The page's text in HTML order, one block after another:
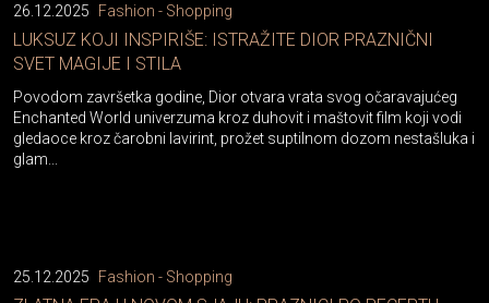
26.12.2025 Fashion - Shopping
LUKSUZ KOJI INSPIRIŠE: ISTRAŽITE DIOR PRAZNIČNI
SVET MAGIJE I STILA
Povodom završetka godine, Dior otvara vrata svog očaravajućeg
Enchanted World univerzuma kroz duhovit i maštovit film koji vodi
gledaoce kroz čarobni lavirint, prožet suptilnom dozom nestašluka i
glam...
25.12.2025 Fashion - Shopping